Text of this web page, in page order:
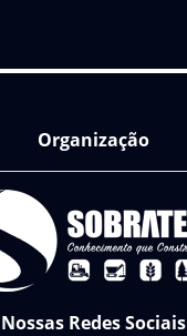
Organização
Nossas Redes Sociais